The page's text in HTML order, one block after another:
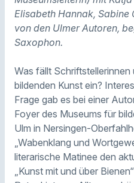
Elisabeth Hannak, Sabine
von den Ulmer Autoren,
Saxophon.
Was fällt
bildenden Kunst ein?
Frage gab es bei einer
Foyer des Museums für
Ulm in Nersingen-
„Wabenklang und
literarische Matinee den
„Kunst mit und über